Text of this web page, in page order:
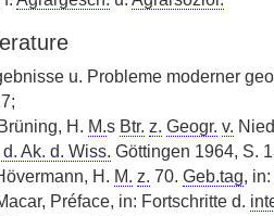
u. Probleme moderner
H. M.s Btr. z. Geogr. v.
Ak. d. Wiss. Göttingen 1964, S.
H. M. z. 70. Geb.tag, in:
Préface, in: Fortschritte d.